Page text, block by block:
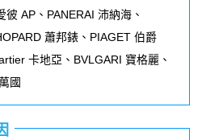
彼 AP 、 PANERAI 沛納海、
蕭邦錶、 PIAGET 伯爵
卡地亞、 BVLGARI 寶格麗、
國